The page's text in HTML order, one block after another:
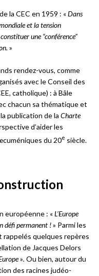
la CEC en 1959 : «Dans
et la tension
une “conférence”
»
rendez-vous, comme
avec le Conseil des
catholique) : à Bâle
chacun sa thématique et
publication de la Charte
d’aider les
du 20e siècle.
européenne : «L’Europe
défi permanent !» Parmi les
quelques repères
de Jacques Delors
». Ou bien, autour du
des racines judéo-